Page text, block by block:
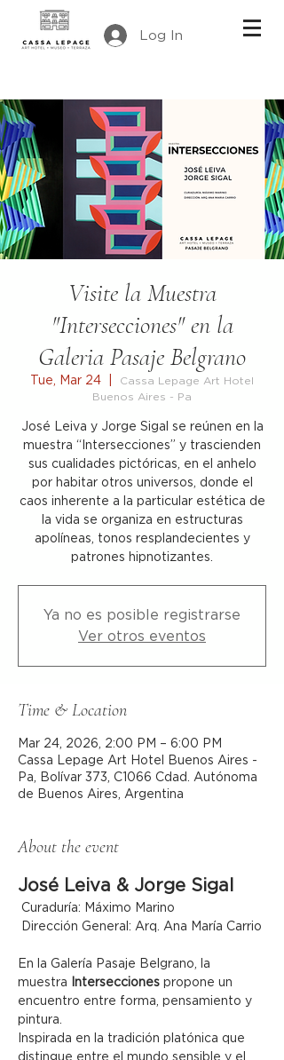
Log In
Visite la Muestra
"Intersecciones" en la
Galeria Pasaje Belgrano
Tue, Mar 24
Cassa Lepage Art Hotel
Buenos Aires - Pa
José Leiva y Jorge Sigal se reúnen en la
muestra “Intersecciones” y trascienden
sus cualidades pictóricas, en el anhelo
por habitar otros universos, donde el
caos inherente a la particular estética de
la vida se organiza en estructuras
apolíneas, tonos resplandecientes y
patrones hipnotizantes.
Ya no es posible registrarse
Ver otros eventos
Time & Location
Mar 24, 2026, 2:00 PM – 6:00 PM
Cassa Lepage Art Hotel Buenos Aires -
Pa, Bolívar 373, C1066 Cdad. Autónoma
de Buenos Aires, Argentina
About the event
José Leiva & Jorge Sigal
Curaduría: Máximo Marino
Dirección General: Arq. Ana María Carrio
En la Galería Pasaje Belgrano, la
muestra
Intersecciones propone un
encuentro entre forma, pensamiento y
pintura.
Inspirada en la tradición platónica que
distingue entre el mundo sensible y el